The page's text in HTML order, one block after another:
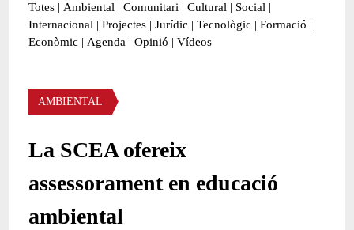
Totes | Ambiental | Comunitari | Cultural | Social |
Internacional | Projectes | Jurídic | Tecnològic | Formació |
Econòmic | Agenda | Opinió | Vídeos
Àmbit de la notícia
AMBIENTAL
La SCEA ofereix
assessorament en educació
ambiental